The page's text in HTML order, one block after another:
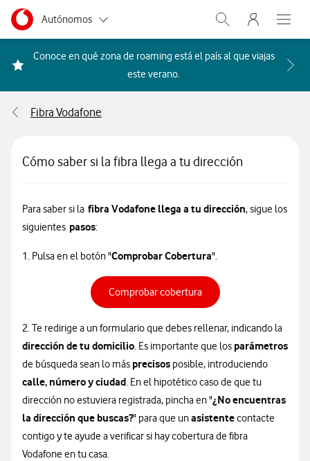
Ir a la pagina principal de vodafone.es
Menu navegación Segmento
Autónomos
Pymes
Abrir buscador.
Menu
Abre
Conoce en qué zona de roaming está el país al que viajas
este verano. Acceder a la FAQ Qué
Fibra Vodafone
Cómo saber si la fibra llega a tu dirección
Para saber si la fibra Vodafone llega a tu dirección, sigue los
siguientes pasos:
1. Pulsa en el botón "Comprobar Cobertura".
Comprobar coberturaEnlace para comprobar
2. Te redirige a un formulario que debes rellenar, indicando la
dirección de tu domicilio. Es importante que los parámetros
de búsqueda sean lo más precisos posible, introduciendo
calle, número y ciudad. En el hipotético caso de que tu
dirección no estuviera registrada, pincha en "¿No encuentras
la dirección que buscas?" para que unasistentecontacte
contigo y te ayude a verificar si hay cobertura de fibra
Vodafone en tu casa.